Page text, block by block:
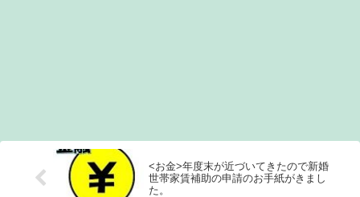
<お金>年度末が近づいてきたので新婚
世帯家賃補助の申請のお手紙がきまし
た。